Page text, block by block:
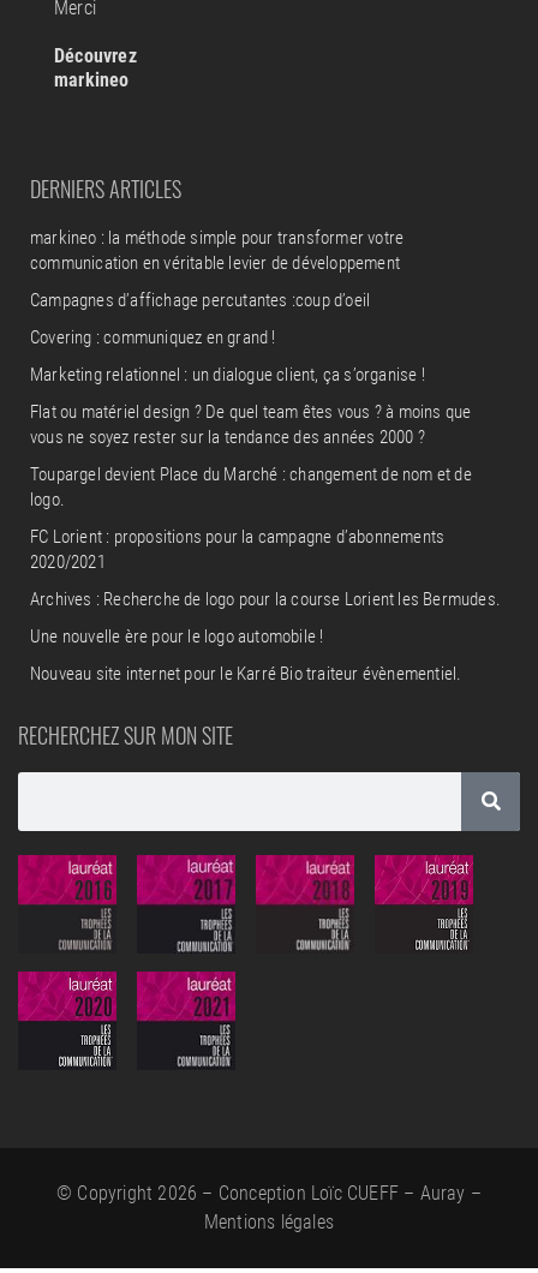
Merci
Découvrez
markineo
DERNIERS ARTICLES
markineo : la méthode simple pour transformer votre
communication en véritable levier de développement
Campagnes d’affichage percutantes :coup d’oeil
Covering : communiquez en grand !
Marketing relationnel : un dialogue client, ça s’organise !
Flat ou matériel design ? De quel team êtes vous ? à moins que
vous ne soyez rester sur la tendance des années 2000 ?
Toupargel devient Place du Marché : changement de nom et de
logo.
FC Lorient : propositions pour la campagne d’abonnements
2020/2021
Archives : Recherche de logo pour la course Lorient les Bermudes.
Une nouvelle ère pour le logo automobile !
Nouveau site internet pour le Karré Bio traiteur évènementiel.
RECHERCHEZ SUR MON SITE
© Copyright 2026 – Conception Loïc CUEFF – Auray –
Mentions légales